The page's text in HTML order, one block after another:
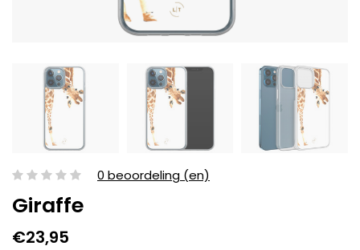
0 beoordeling (en)
Giraffe
€23,95